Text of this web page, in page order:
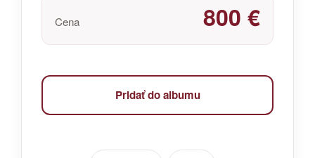
Cena 800 €
Pridať do albumu